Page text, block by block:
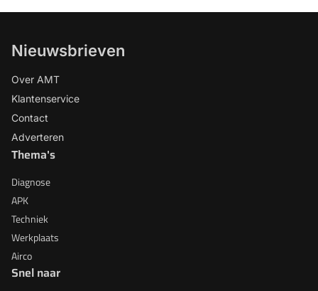
Nieuwsbrieven
Over AMT
Klantenservice
Contact
Adverteren
Thema's
Diagnose
APK
Techniek
Werkplaats
Airco
Snel naar